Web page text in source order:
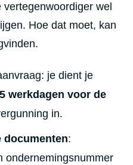
wel
Hoe dat moet, kan
je dient je
werkdagen voor de
in.
documenten:
ondernemingsnummer